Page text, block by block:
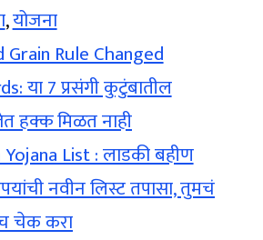
,योजना
Grain Rule Changed
या 7 प्रसंगी कुटुंबातील
हक्क मिळत नाही
List : लाडकी बहीण
नवीन लिस्ट तपासा, तुमचं
चेक करा